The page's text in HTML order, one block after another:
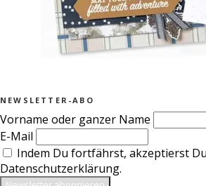
NEWSLETTER-ABO
Vorname oder ganzer Name
E-Mail
Indem Du fortfährst, akzeptierst
Datenschutzerklärung.